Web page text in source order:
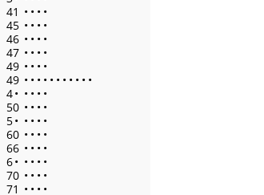
41 • • • •
45 • • • •
46 • • • •
47 • • • •
49 • • • •
49 • • • • • • • • • • •
4• • • • •
50 • • • •
5• • • • •
60 • • • •
66 • • • •
6• • • • •
70 • • • •
71 • • • •